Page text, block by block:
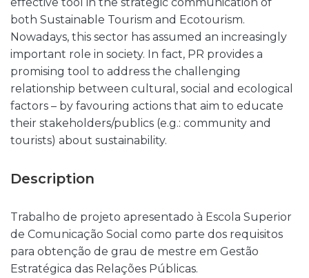
both Sustainable Tourism and Ecotourism.
Nowadays, this sector has assumed an increasingly
important role in society. In fact, PR provides a
promising tool to address the challenging
relationship between cultural, social and ecological
factors – by favouring actions that aim to educate
their stakeholders/publics (e.g.: community and
tourists) about sustainability.
Description
Trabalho de projeto apresentado à Escola Superior
de Comunicação Social como parte dos requisitos
para obtenção de grau de mestre em Gestão
Estratégica das Relações Públicas.